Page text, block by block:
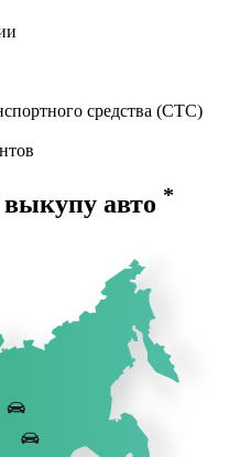
средства (СТС)
авто *